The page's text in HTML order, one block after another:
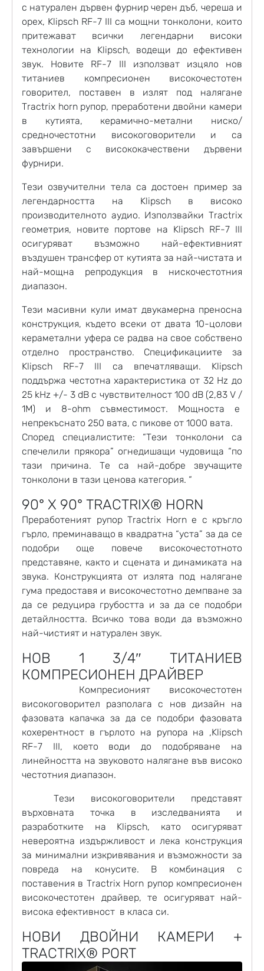
с натурален дървен фурнир черен дъб, череша и
орех, Klipsch RF-7 III са мощни тонколони, които
притежават всички легендарни високи
технологии на Klipsch, водещи до ефективен
звук. Новите RF-7 III използват изцяло нов
титаниев компресионен високочестотен
говорител, поставен в излят под налягане
Tractrix horn рупор, преработени двойни камери
в кутията, керамично-метални ниско/
средночестотни високоговорители и са
завършени с висококачествени дървени
фурнири.
Тези озвучителни тела са достоен пример за
легендарността на Klipsch в високо
производителното аудио. Използвайки Tractrix
геометрия, новите портове на Klipsch RF-7 III
осигуряват възможно най-ефективният
въздушен трансфер от кутията за най-чистата и
най-мощна репродукция в нискочестотния
диапазон.
Тези масивни кули имат двукамерна преносна
конструкция, където всеки от двата 10-цолови
кераметални уфера се радва на свое собствено
отделно пространство. Спецификациите за
Klipsch RF-7 III са впечатляващи. Klipsch
поддържа честотна характеристика от 32 Hz до
25 kHz +/- 3 dB с чувствителност 100 dB (2,83 V /
1M) и 8-ohm съвместимост. Мощноста е
непрекъснато 250 вата, с пикове от 1000 вата.
Според специалистите: “Тези тонколони са
спечелили прякора” огнедишащи чудовища “по
тази причина. Те са най-добре звучащите
тонколони в тази ценова категория. “
90° X 90° TRACTRIX® HORN
Преработеният рупор Tractrix Horn е с кръгло
гърло, преминаващо в квадратна “уста” за да се
подобри още повече високочестотното
представяне, както и сцената и динамиката на
звука. Конструкцията от излята под налягане
гума предоставя и високочестотно демпване за
да се редуцира грубостта и за да се подобри
детайлността. Всичко това води да възможно
най-чистият и натурален звук.
НОВ 1 3/4″ ТИТАНИЕВ
КОМПРЕСИОНЕН ДРАЙВЕР
Компресионият високочестотен
високоговорител разполага с нов дизайн на
фазовата капачка за да се подобри фазовата
кохерентност в гърлото на рупора на ,Klipsch
RF-7 III, което води до подобряване на
линейността на звуковото налягане във високо
честотния диапазон.
Тези високоговорители представят
върховната точка в изследванията и
разработките на Klipsch, като осигуряват
невероятна издържливост и лека конструкция
за минимални изкривявания и възможности за
повреда на конусите. В комбинация с
поставения в Tractrix Horn рупор компресионен
високочестотен драйвер, те осигуряват най-
висока ефективност в класа си.
НОВИ ДВОЙНИ КАМЕРИ +
TRACTRIX® PORT